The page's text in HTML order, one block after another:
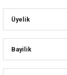
Üyelik
Bayilik